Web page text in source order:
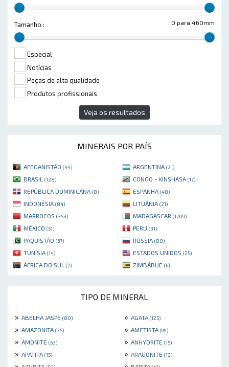
0 para 460mm
Tamanho :
Especial
Notícias
Peças de alta qualidade
Produtos profissionais
Veja os resultados
MINERAIS POR PAÍS
AFEGANISTÃO (44) ARGENTINA (21)
BRASIL (128) CONGO - KINSHASA (17)
REPÚBLICA DOMINICANA (8) ESPANHA (48)
INDONÉSIA (84) LITUÂNIA (21)
MARROCOS (353) MADAGASCAR (1709)
MÉXICO (51) PERU (31)
PAQUISTÃO (67) RÚSSIA (80)
TUNÍSIA (14) ESTADOS UNIDOS (25)
ÁFRICA DO SUL (7) ZIMBÁBUE (6)
TIPO DE MINERAL
» ABELHA JASPE (80) » AGATA (125)
» AMAZONITA (35) » AMETISTA (99)
» AMONITE (63) » ANHYDRITE (15)
» APATITA (15) » ARAGONITE (13)